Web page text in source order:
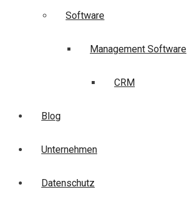
Software
Management Software
CRM
Blog
Unternehmen
Datenschutz